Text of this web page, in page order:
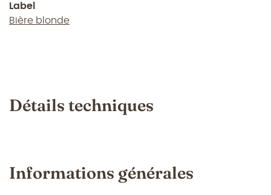
Label
Bière blonde
Détails techniques
Informations générales